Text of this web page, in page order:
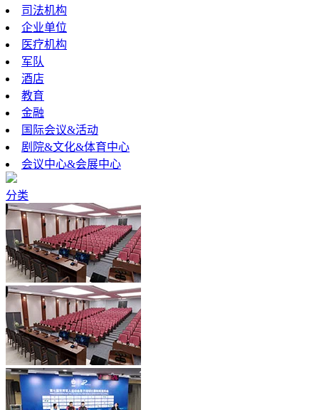
司法机构
企业单位
医疗机构
军队
酒店
教育
金融
国际会议&活动
剧院&文化&体育中心
会议中心&会展中心
分类